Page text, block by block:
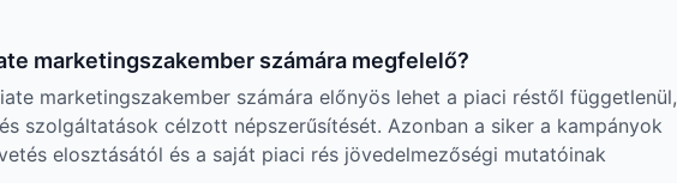
marketingszakember számára megfelelő?
marketingszakember számára előnyös lehet a piaci réstől függetlenül,
szolgáltatások célzott népszerűsítését. Azonban a siker a kampányok
elosztásától és a saját piaci rés jövedelmezőségi mutatóinak